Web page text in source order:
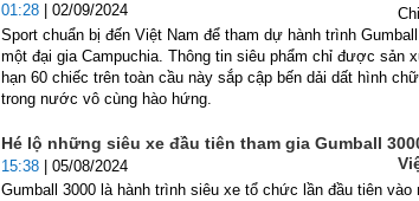
01:28 | 02/09/2024
Sport chuẩn bị đến Việt Nam để tham dự hành trình
một đại gia Campuchia. Thông tin siêu phẩm chỉ được sản
hạn 60 chiếc trên toàn cầu này sắp cập bến dải dất hình
trong nước vô cùng hào hứng.
Hé lộ những siêu xe đầu tiên tham gia Gumball
15:38 | 05/08/2024
Gumball 3000 là hành trình siêu xe tổ chức lần đầu tiên vào